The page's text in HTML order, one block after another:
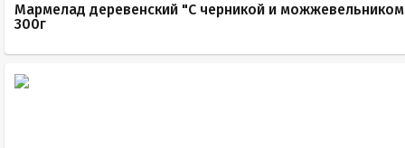
Мармелад деревенский "С черникой и
300г